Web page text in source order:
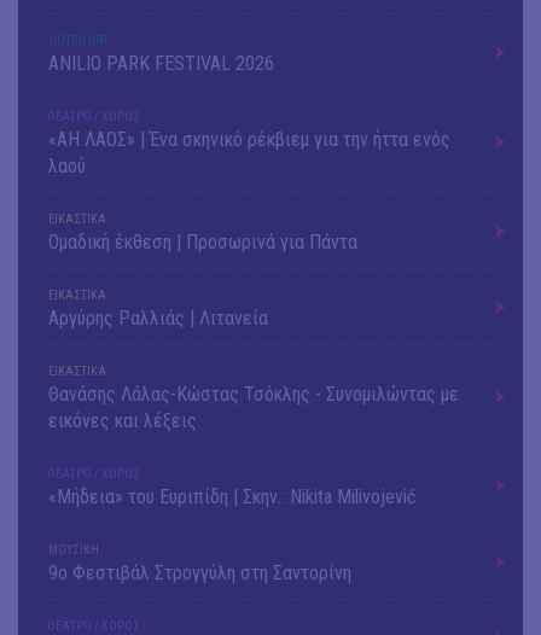
OUTDΟORS
ANILIO PARK FESTIVAL 2026
ΘΕΑΤΡΟ / ΧΟΡΟΣ
«ΑΗ ΛΑΟΣ» | Ένα σκηνικό ρέκβιεμ για την ήττα ενός
λαού
ΕΙΚΑΣΤΙΚΑ
Ομαδική έκθεση | Προσωρινά για Πάντα
ΕΙΚΑΣΤΙΚΑ
Αργύρης Ραλλιάς | Λιτανεία
ΕΙΚΑΣΤΙΚΑ
Θανάσης Λάλας-Κώστας Τσόκλης - Συνομιλώντας με
εικόνες και λέξεις
ΘΕΑΤΡΟ / ΧΟΡΟΣ
«Μήδεια» του Ευριπίδη | Σκην.: Nikita Milivojević
ΜΟΥΣΙΚΗ
9o Φεστιβάλ Στρογγύλη στη Σαντορίνη
ΘΕΑΤΡΟ / ΧΟΡΟΣ